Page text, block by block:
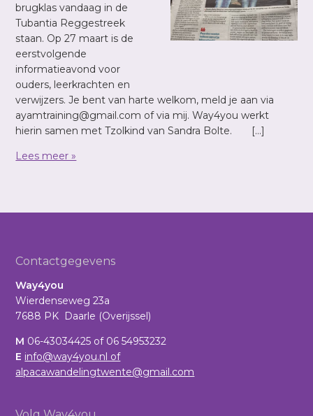
brugklas vandaag in de
Tubantia Reggestreek
staan. Op 27 maart is de
eerstvolgende
informatieavond voor
ouders, leerkrachten en
verwijzers. Je bent van harte welkom, meld je aan via
ayamtraining@gmail.com of via mij. Way4you werkt
hierin samen met Tzolkind van Sandra Bolte. […]
Lees meer »
Footer
Contactgegevens
Way4you
Wierdenseweg 23a
7688 PK Daarle (Overijssel)
M 06-43034425 of 06 54953232
E info@way4you.nl of
alpacawandelingtwente@gmail.com